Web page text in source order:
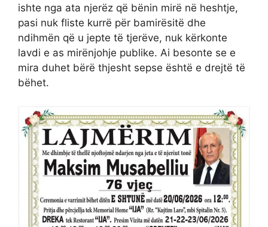
ishte nga ata njerëz që bënin mirë në heshtje,
pasi nuk fliste kurrë për bamirësitë dhe
ndihmën që u jepte të tjerëve, nuk kërkonte
lavdi e as mirënjohje publike. Ai besonte se e
mira duhet bërë thjesht sepse është e drejtë të
bëhet.